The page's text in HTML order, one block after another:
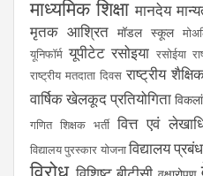
माध्यमिक शिक्षा मानदेय
मृतक आश्रित मॉडल स्कूल
यूनिफॉर्म यूपीटेट रसोइया रसोईया
राष्ट्रीय मतदाता दिवस राष्ट्रीय
वार्षिक खेलकूद प्रतियोगिता
गणित शिक्षक भर्ती वित्त एवं
विद्यालय पुरस्कार योजनाविद्यालय